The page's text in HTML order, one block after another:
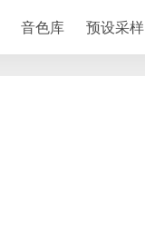
音色库 预设采样